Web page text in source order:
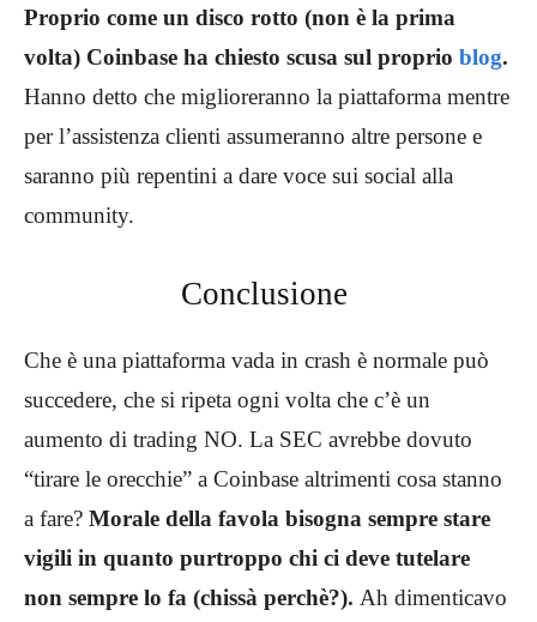
Proprio come un disco rotto (non è la prima
volta) Coinbase ha chiesto scusa sul proprio blog.
Hanno detto che miglioreranno la piattaforma mentre
per l’assistenza clienti assumeranno altre persone e
saranno più repentini a dare voce sui social alla
community.
Conclusione
Che è una piattaforma vada in crash è normale può
succedere, che si ripeta ogni volta che c’è un
aumento di trading NO. La SEC avrebbe dovuto
“tirare le orecchie” a Coinbase altrimenti cosa stanno
a fare? Morale della favola bisogna sempre stare
vigili in quanto purtroppo chi ci deve tutelare
non sempre lo fa (chissà perchè?). Ah dimenticavo